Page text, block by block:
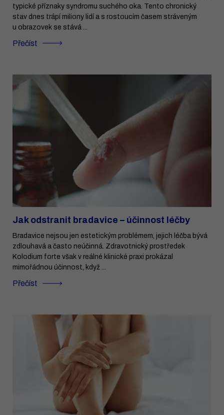
typické příznaky syndromu suchého oka. Tento chronický
stav dnes trápí miliony lidí a s rostoucím časem stráveným
u obrazovek se stává ...
Přečíst
Jak odstranit bradavice – účinnost léčby
Bradavice nejsou jen estetickým problémem, jejich léčba bývá
zdlouhavá a často neúčinná. Zdravotnický prostředek
Kolodium forte však v reálné klinické praxi prokázal
mimořádnou účinnost, když ...
Přečíst